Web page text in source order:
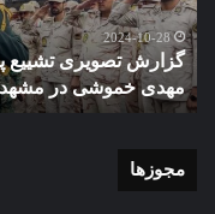
شهید امنیت ستوانیکم
مجوزها